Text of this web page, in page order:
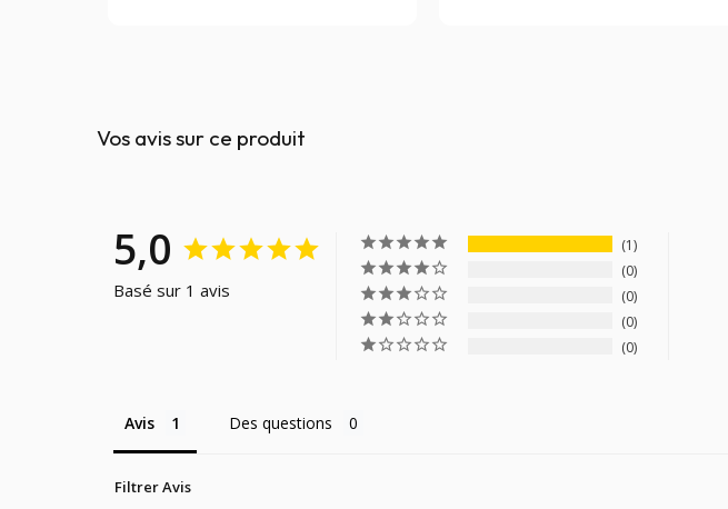
Vos avis sur ce produit
5,0
Basé sur 1 avis
1
0
0
0
0
Avis Des questions
Filtrer Avis